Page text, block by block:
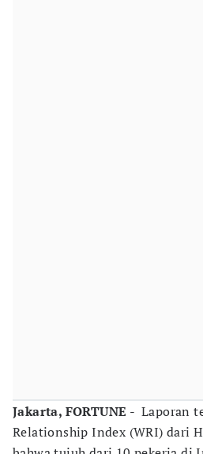
Jakarta, FORTUNE - Laporan
Relationship Index (WRI) dari